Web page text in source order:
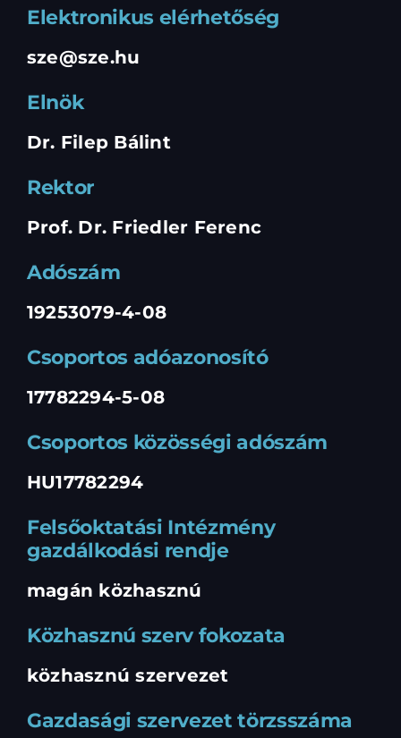
Elektronikus elérhetőség
sze@sze.hu
Elnök
Dr. Filep Bálint
Rektor
Prof. Dr. Friedler Ferenc
Adószám
19253079-4-08
Csoportos adóazonosító
17782294-5-08
Csoportos közösségi adószám
HU17782294
Felsőoktatási Intézmény
gazdálkodási rendje
magán közhasznú
Közhasznú szerv fokozata
közhasznú szervezet
Gazdasági szervezet törzsszáma